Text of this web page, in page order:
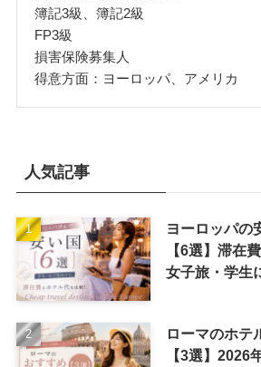
簿記3級、簿記2級
FP3級
損害保険募集人
得意方面：ヨーロッパ、アメリカ
人気記事
ヨーロッパの
【6選】滞在
女子旅・学生
ローマのホテ
【3選】2026